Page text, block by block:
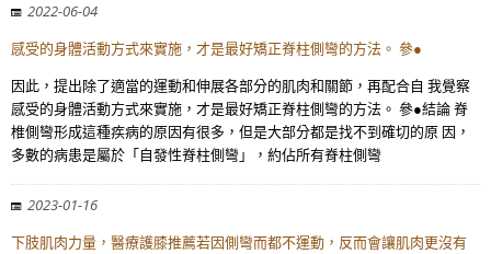
2022-06-04
感受的身體活動方式來實施，才是最好矯正脊柱側彎的方法。 參●
因此，提出除了適當的運動和伸展各部分的肌肉和關節，再配合自 我覺察
感受的身體活動方式來實施，才是最好矯正脊柱側彎的方法。 參●結論 脊
椎側彎形成這種疾病的原因有很多，但是大部分都是找不到確切的原 因，
多數的病患是屬於「自發性脊柱側彎」，約佔所有脊柱側彎
2023-01-16
下肢肌肉力量，醫療護膝推薦若因側彎而都不運動，反而會讓肌肉更沒有